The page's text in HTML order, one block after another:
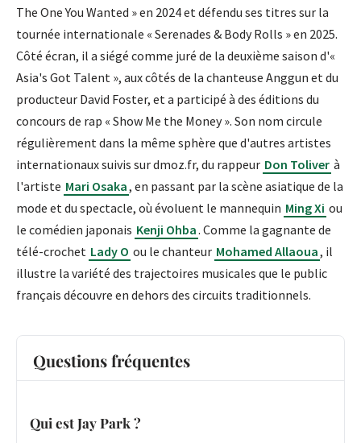
The One You Wanted » en 2024 et défendu ses titres sur la
tournée internationale « Serenades & Body Rolls » en 2025.
Côté écran, il a siégé comme juré de la deuxième saison d'«
Asia's Got Talent », aux côtés de la chanteuse Anggun et du
producteur David Foster, et a participé à des éditions du
concours de rap « Show Me the Money ». Son nom circule
régulièrement dans la même sphère que d'autres artistes
internationaux suivis sur dmoz.fr, du rappeur Don Toliver à
l'artiste Mari Osaka, en passant par la scène asiatique de la
mode et du spectacle, où évoluent le mannequin Ming Xi ou
le comédien japonais Kenji Ohba. Comme la gagnante de
télé-crochet Lady O ou le chanteur Mohamed Allaoua, il
illustre la variété des trajectoires musicales que le public
français découvre en dehors des circuits traditionnels.
Questions fréquentes
Qui est Jay Park ?